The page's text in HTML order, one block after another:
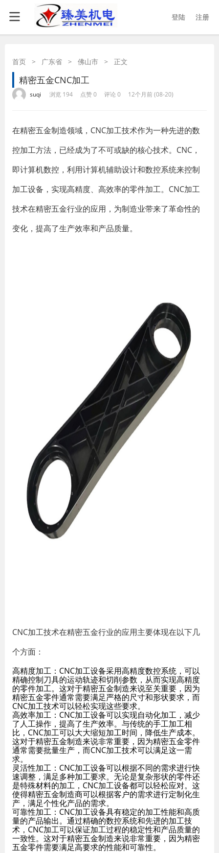
登陆 注册
首页 > 广东省 > 佛山市 > 正文
精密五金CNC加工
suqi 浏览 194 点赞 0 评论 0 12个月前 (08-20)
在精密五金制造领域，CNC加工技术作为一种先进的数
控加工方法，已经成为了不可或缺的核心技术。CNC，
即计算机数控，利用计算机辅助设计和数控系统来控制
加工设备，实现高精度、高效率的零件加工。CNC加工
技术在精密五金行业的应用，为制造业带来了革命性的
变化，提高了生产效率和产品质量。
CNC加工技术在精密五金行业的应用主要体现在以下几
个方面：
高精度加工：CNC加工设备采用高精度数控系统，可以
精确控制刀具的运动轨迹和切削参数，从而实现高精度
的零件加工。这对于精密五金制造来说至关重要，因为
精密五金零件通常需要满足严格的尺寸和形状要求，而
CNC加工技术可以轻松实现这些要求。
高效率加工：CNC加工设备可以实现自动化加工，减少
了人工操作，提高了生产效率。与传统的手工加工相
比，CNC加工可以大大缩短加工时间，降低生产成本。
这对于精密五金制造来说非常重要，因为精密五金零件
通常需要批量生产，而CNC加工技术可以满足这一需
求。
灵活性加工：CNC加工设备可以根据不同的需求进行快
速调整，满足多种加工要求。无论是复杂形状的零件还
是特殊材料的加工，CNC加工设备都可以轻松应对。这
使得精密五金制造商可以根据客户的需求进行定制化生
产，满足个性化产品的需求。
可靠性加工：CNC加工设备具有稳定的加工性能和高质
量的产品输出。通过精确的数控系统和先进的加工技
术，CNC加工可以保证加工过程的稳定性和产品质量的
一致性。这对于精密五金制造来说非常重要，因为精密
五金零件需要满足高要求的性能和可靠性。